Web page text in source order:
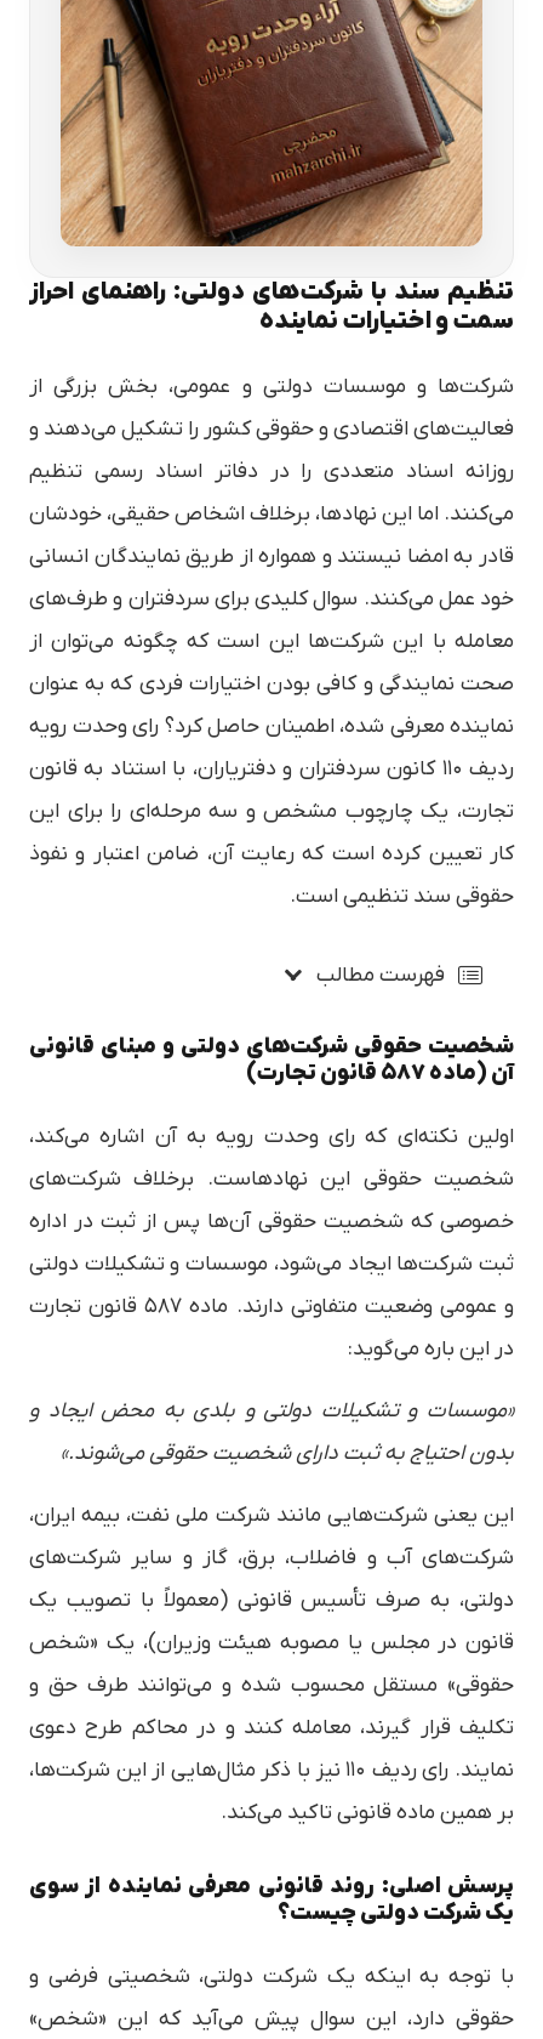
تنظیم سند با شرکت‌های دولتی: راهنمای احراز
سمت و اختیارات نماینده
شرکت‌ها و موسسات دولتی و عمومی، بخش بزرگی از
فعالیت‌های اقتصادی و حقوقی کشور را تشکیل می‌دهند و
روزانه اسناد متعددی را در دفاتر اسناد رسمی تنظیم
می‌کنند. اما این نهادها، برخلاف اشخاص حقیقی، خودشان
قادر به امضا نیستند و همواره از طریق نمایندگان انسانی
خود عمل می‌کنند. سوال کلیدی برای سردفتران و طرف‌های
معامله با این شرکت‌ها این است که چگونه می‌توان از
صحت نمایندگی و کافی بودن اختیارات فردی که به عنوان
نماینده معرفی شده، اطمینان حاصل کرد؟ رای وحدت رویه
ردیف ۱۱۰ کانون سردفتران و دفتریاران، با استناد به قانون
تجارت، یک چارچوب مشخص و سه مرحله‌ای را برای این
کار تعیین کرده است که رعایت آن، ضامن اعتبار و نفوذ
حقوقی سند تنظیمی است.
فهرست مطالب
شخصیت حقوقی شرکت‌های دولتی و مبنای قانونی
آن (ماده ۵۸۷ قانون تجارت)
اولین نکته‌ای که رای وحدت رویه به آن اشاره می‌کند،
شخصیت حقوقی این نهادهاست. برخلاف شرکت‌های
خصوصی که شخصیت حقوقی آن‌ها پس از ثبت در اداره
ثبت شرکت‌ها ایجاد می‌شود، موسسات و تشکیلات دولتی
و عمومی وضعیت متفاوتی دارند. ماده ۵۸۷ قانون تجارت
در این باره می‌گوید:
«موسسات و تشکیلات دولتی و بلدی به محض ایجاد و
بدون احتیاج به ثبت دارای شخصیت حقوقی می‌شوند.»
این یعنی شرکت‌هایی مانند شرکت ملی نفت، بیمه ایران،
شرکت‌های آب و فاضلاب، برق، گاز و سایر شرکت‌های
دولتی، به صرف تأسیس قانونی (معمولاً با تصویب یک
قانون در مجلس یا مصوبه هیئت وزیران)، یک «شخص
حقوقی» مستقل محسوب شده و می‌توانند طرف حق و
تکلیف قرار گیرند، معامله کنند و در محاکم طرح دعوی
نمایند. رای ردیف ۱۱۰ نیز با ذکر مثال‌هایی از این شرکت‌ها،
بر همین ماده قانونی تاکید می‌کند.
پرسش اصلی: روند قانونی معرفی نماینده از سوی
یک شرکت دولتی چیست؟
با توجه به اینکه یک شرکت دولتی، شخصیتی فرضی و
حقوقی دارد، این سوال پیش می‌آید که این «شخص»